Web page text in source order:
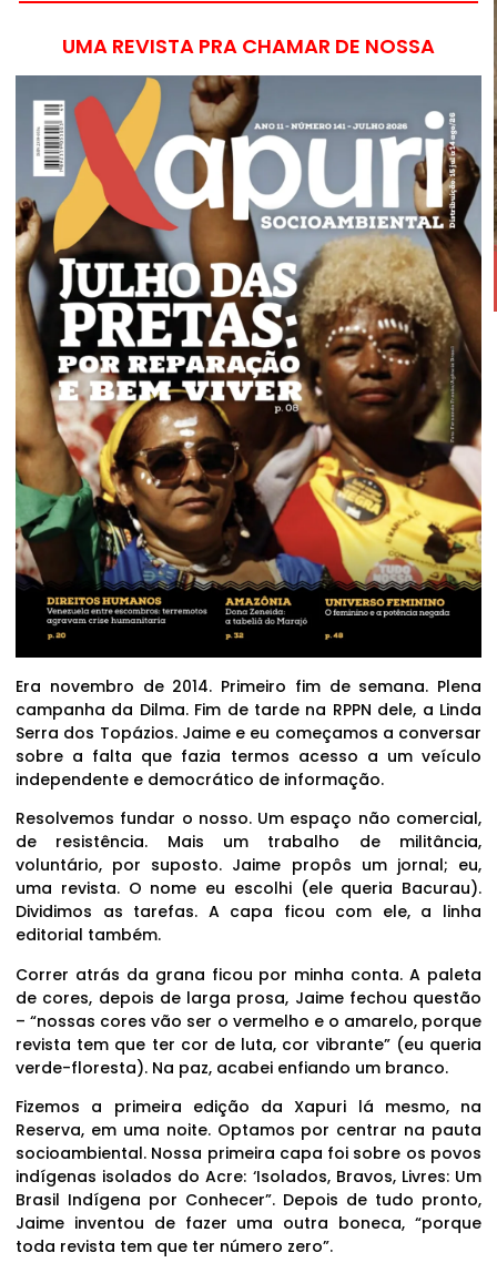
UMA REVISTA PRA CHAMAR DE NOSSA
Era novembro de 2014. Primeiro fim de semana. Plena
campanha da Dilma. Fim de tarde na RPPN dele, a Linda
Serra dos Topázios. Jaime e eu começamos a conversar
sobre a falta que fazia termos acesso a um veículo
independente e democrático de informação.
Resolvemos fundar o nosso. Um espaço não comercial,
de resistência. Mais um trabalho de militância,
voluntário, por suposto. Jaime propôs um jornal; eu,
uma revista. O nome eu escolhi (ele queria Bacurau).
Dividimos as tarefas. A capa ficou com ele, a linha
editorial também.
Correr atrás da grana ficou por minha conta. A paleta
de cores, depois de larga prosa, Jaime fechou questão
– “nossas cores vão ser o vermelho e o amarelo, porque
revista tem que ter cor de luta, cor vibrante” (eu queria
verde-floresta). Na paz, acabei enfiando um branco.
Fizemos a primeira edição da Xapuri lá mesmo, na
Reserva, em uma noite. Optamos por centrar na pauta
socioambiental. Nossa primeira capa foi sobre os povos
indígenas isolados do Acre: ‘Isolados, Bravos, Livres: Um
Brasil Indígena por Conhecer”. Depois de tudo pronto,
Jaime inventou de fazer uma outra boneca, “porque
toda revista tem que ter número zero”.